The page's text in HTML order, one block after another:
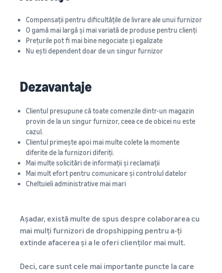
Compensații pentru dificultățile de livrare ale unui furnizor
O gamă mai largă și mai variată de produse pentru clienți
Prețurile pot fi mai bine negociate și egalizate
Nu ești dependent doar de un singur furnizor
Dezavantaje
Clientul presupune că toate comenzile dintr-un magazin
provin de la un singur furnizor, ceea ce de obicei nu este
cazul.
Clientul primește apoi mai multe colete la momente
diferite de la furnizori diferiți.
Mai multe solicitări de informații și reclamații
Mai mult efort pentru comunicare și controlul datelor
Cheltuieli administrative mai mari
Așadar, există multe de spus despre colaborarea cu
mai mulți furnizori de dropshipping pentru a-ți
extinde afacerea și a le oferi clienților mai mult.
Deci, care sunt cele mai importante puncte la care